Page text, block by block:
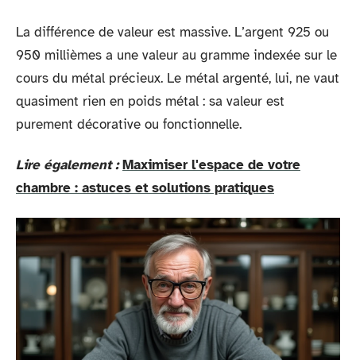
La différence de valeur est massive. L’argent 925 ou
950 millièmes a une valeur au gramme indexée sur le
cours du métal précieux. Le métal argenté, lui, ne vaut
quasiment rien en poids métal : sa valeur est
purement décorative ou fonctionnelle.
Lire également : Maximiser l'espace de votre
chambre : astuces et solutions pratiques